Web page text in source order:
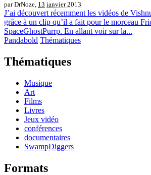
par DrNoze, 13 janvier 2013
J’ai découvert récemment les vidéos de
grâce à un clip qu’il a fait pour le morceau
SpaceGhostPurrp. En allant voir sur la...
Pandabold Thématiques
Thématiques
Musique
Art
Films
Livres
Jeux vidéo
conférences
documentaires
SwampDiggers
Formats